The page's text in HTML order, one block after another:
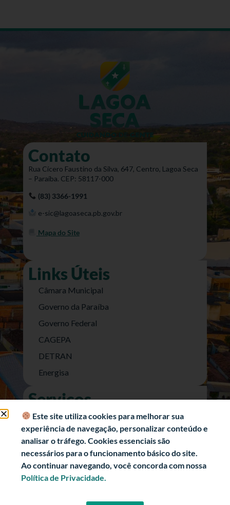
Contato
Rua Cícero Faustino da Silva, 647, Centro, Lagoa Seca
– Paraíba. CEP: 58117-000
(83) 3366-1991
e-sic@lagoaseca.pb.gov.br
Mapa do Site
Links Úteis
Câmara Municipal
Governo da Paraíba
Governo Federal
CAGEPA
DETRAN
Energisa
Serviços
Nota Fiscal Eletrônica
e-SIC (Acesso a Informação)
Transparência Fiscal
História
Informações Turísticas
Este site utiliza cookies para melhorar sua
experiência de navegação, personalizar conteúdo e
analisar o tráfego. Cookies essenciais são
necessários para o funcionamento básico do site.
Ao continuar navegando, você concorda com nossa
Política de Privacidade.